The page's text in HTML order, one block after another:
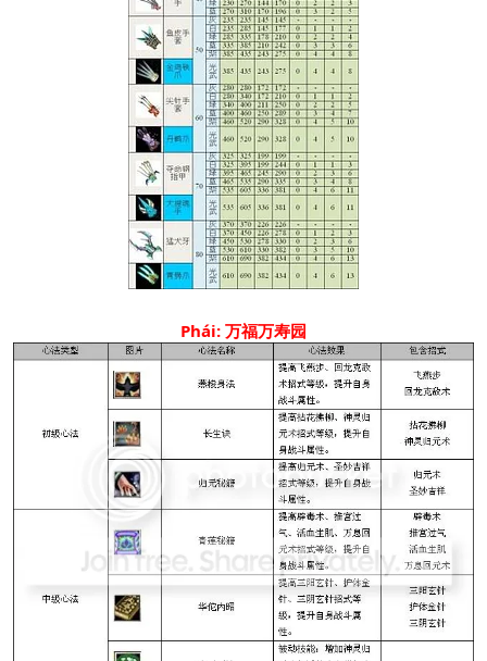
Phái: 万福万寿园